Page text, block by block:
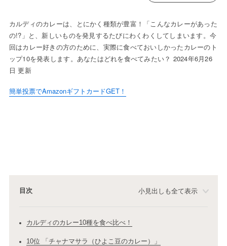
カルディのカレーは、とにかく種類が豊富！「こんなカレーがあった
の!?」と、新しいものを発見するたびにわくわくしてしまいます。今
回はカレー好きの方のために、実際に食べておいしかったカレーのト
ップ10を発表します。あなたはどれを食べてみたい？ 2024年6月26
日 更新
簡単投票でAmazonギフトカードGET！
目次 小見出しも全て表示
カルディのカレー10種を食べ比べ！
10位 「チャナマサラ（ひよこ豆のカレー）」